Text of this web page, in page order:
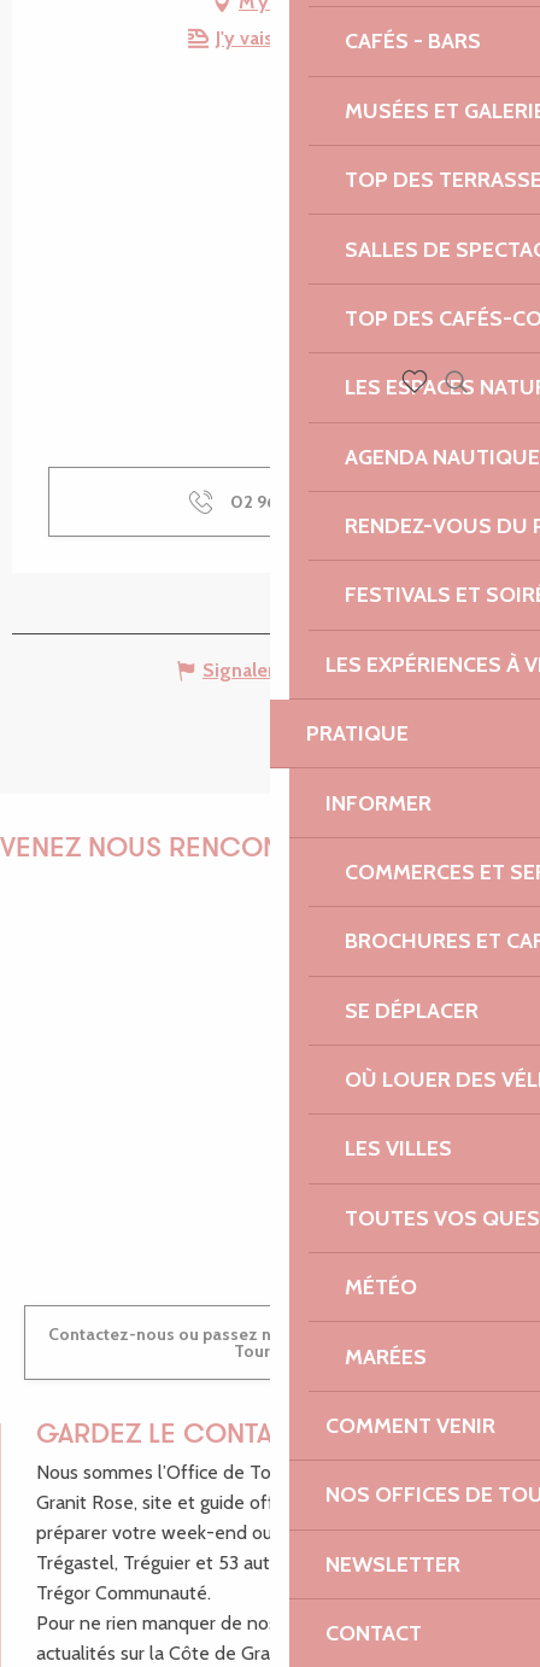
CAFÉS - BARS
MUSÉES ET
TOP DES
SALLES DE
TOP DES CAFÉS-
LES ESPACES
AGENDA NAUTIQUE
RENDEZ-VOUS DU
FESTIVALS ET
LES EXPÉRIENCES À
PRATIQUE
INFORMER
COMMERCES ET
BROCHURES ET
SE DÉPLACER
OÙ LOUER DES
LES VILLES
TOUTES VOS
MÉTÉO
MARÉES
COMMENT VENIR
NOS OFFICES DE
NEWSLETTER
CONTACT
Voir les favoris
J'y vais en train !
02 96 47 92
Signaler une erreur
VENEZ NOUS RENCONTRER !
MARINE
ANTOINE
Contactez-nous ou passez nous voir dans nos Offices de
Tourisme
GARDEZ LE CONTACT !
Nous sommes l’Office de Tourisme Bretagne - Côte de
Granit Rose, site et guide officiel pour vous aider à
préparer votre week-end ou vos vacances à Lannion,
Trégastel, Tréguier et 53 autres communes de Lannion-
Trégor Communauté.
Pour ne rien manquer de nos bons plans et nos
actualités sur la Côte de Granit Rose, inscrivez-vous à